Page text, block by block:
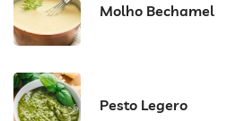
Molho Bechamel
Pesto Legero